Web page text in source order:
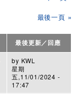
最後一頁 »
最後更新／回應
by KWL
星期
五,11/01/2024 -
17:47